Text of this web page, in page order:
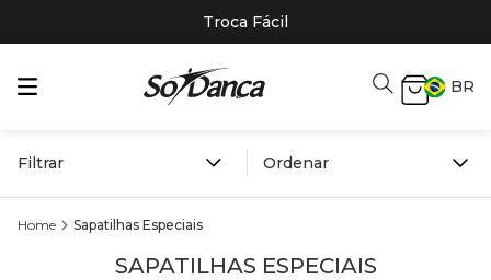
Troca Fácil
BR
Filtrar
Sapatilhas Especiais
SAPATILHAS ESPECIAIS